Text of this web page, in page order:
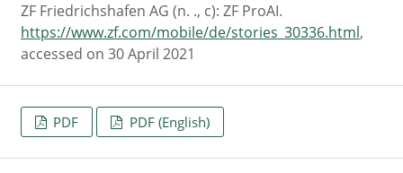
ZF Friedrichshafen AG (n. ., c): ZF ProAI.
https://www.zf.com/mobile/de/stories_30336.html,
accessed on 30 April 2021
PDF PDF (English)